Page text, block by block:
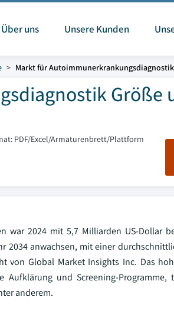
Über uns Unsere Kunden
Markt für Autoimmunerkrankungsdiagnostik
Größe
PDF/Excel/Armaturenbrett/Plattform
2024 mit 5,7 Milliarden US-Dollar
2034 anwachsen, mit einer
von Global Market Insights Inc. Das
und Screening-Programme,
anderem.